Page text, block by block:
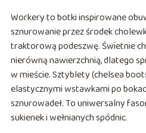
Workery to botki inspirowane
sznurowanie przez środek
traktorową podeszwę. Świetnie
nierówną nawierzchnią, dlatego
w mieście. Sztyblety (chelsea
elastycznymi wstawkami po
sznurowadeł. To uniwersalny
sukienek i wełnianych spódnic.